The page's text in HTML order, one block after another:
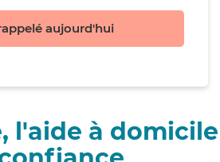
aujourd'hui
l'aide à domicile